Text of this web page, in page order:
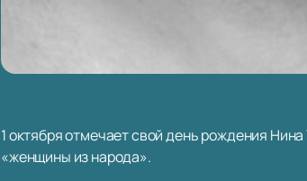
1 октября отмечает свой день рождения
«женщины из народа».